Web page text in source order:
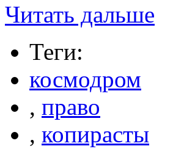
Читать дальше
Теги:
космодром
, право
, копирасты